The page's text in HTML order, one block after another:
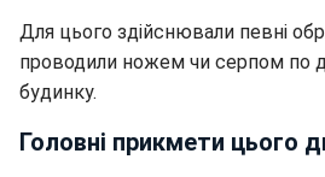
Для цього здійснювали певні
проводили ножем чи серпом по
будинку.
Головні прикмети цього